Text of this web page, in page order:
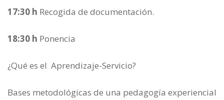
17:30 h Recogida de documentación.
18:30 h Ponencia
¿Qué es el Aprendizaje-Servicio?
Bases metodológicas de una pedagogía experiencial